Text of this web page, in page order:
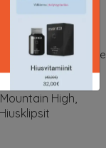
High,